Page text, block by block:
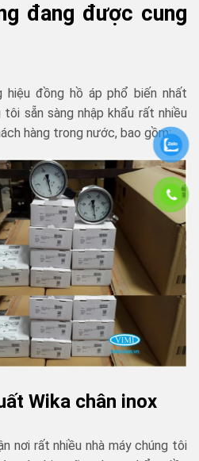
đang được cung
đồng hồ áp phổ biến nhất
sẵn sàng nhập khẩu rất nhiều
hàng trong nước, bao gồm:
Wika chân inox
nơi rất nhiều nhà máy chúng tôi